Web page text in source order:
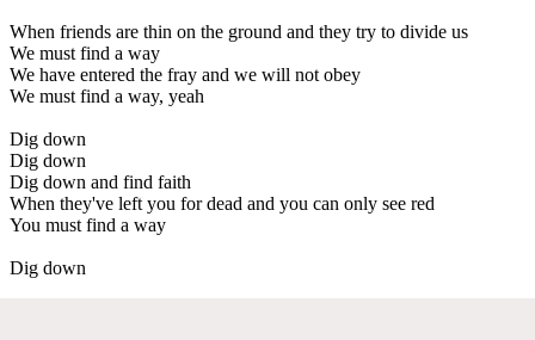
When friends are thin on the ground and they try to divide us
We must find a way
We have entered the fray and we will not obey
We must find a way, yeah
Dig down
Dig down
Dig down and find faith
When they've left you for dead and you can only see red
You must find a way
Dig down